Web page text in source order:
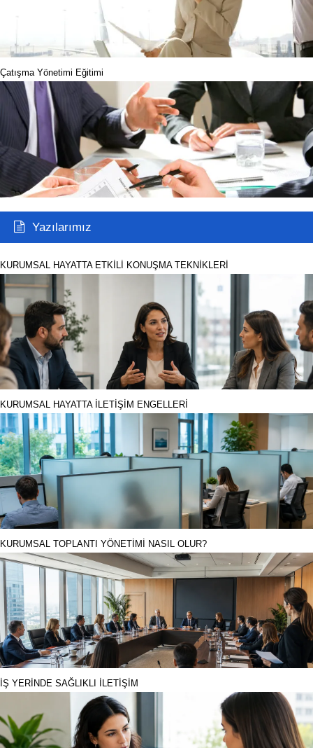
Çatışma Yönetimi Eğitimi
Yazılarımız
KURUMSAL HAYATTA ETKİLİ KONUŞMA TEKNİKLERİ
KURUMSAL HAYATTA İLETİŞİM ENGELLERİ
KURUMSAL TOPLANTI YÖNETİMİ NASIL OLUR?
İŞ YERİNDE SAĞLIKLI İLETİŞİM